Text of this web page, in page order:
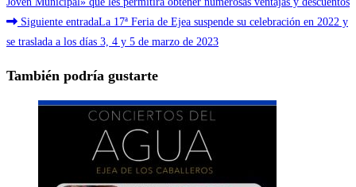
más
artículos
Siguiente entradaLa 17ª Feria de Ejea suspende su celebración en 2022 y
se traslada a los días 3, 4 y 5 de marzo de 2023
También podría gustarte